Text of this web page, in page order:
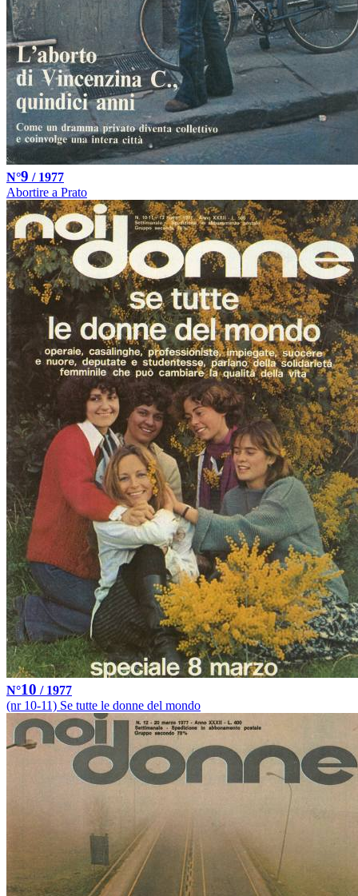
N°9 / 1977
Abortire a Prato
N°10 / 1977
(nr 10-11) Se tutte le donne del mondo